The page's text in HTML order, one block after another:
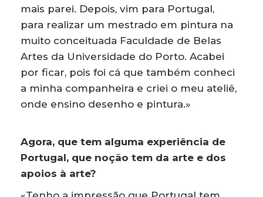
mais parei. Depois, vim para Portugal,
para realizar um mestrado em pintura na
muito conceituada Faculdade de Belas
Artes da Universidade do Porto. Acabei
por ficar, pois foi cá que também conheci
a minha companheira e criei o meu ateliê,
onde ensino desenho e pintura.»
Agora, que tem alguma experiência de
Portugal, que noção tem da arte e dos
apoios à arte?